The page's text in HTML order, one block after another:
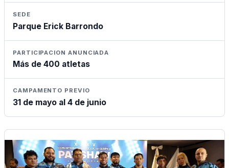
SEDE
Parque Erick Barrondo
PARTICIPACION ANUNCIADA
Más de 400 atletas
CAMPAMENTO PREVIO
31 de mayo al 4 de junio